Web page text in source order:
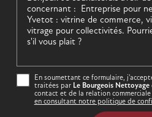
En soumettant ce formulaire,
traitées par Le Bourgeois Nettoyage
contact et de la relation commerciale
en consultant notre politique de